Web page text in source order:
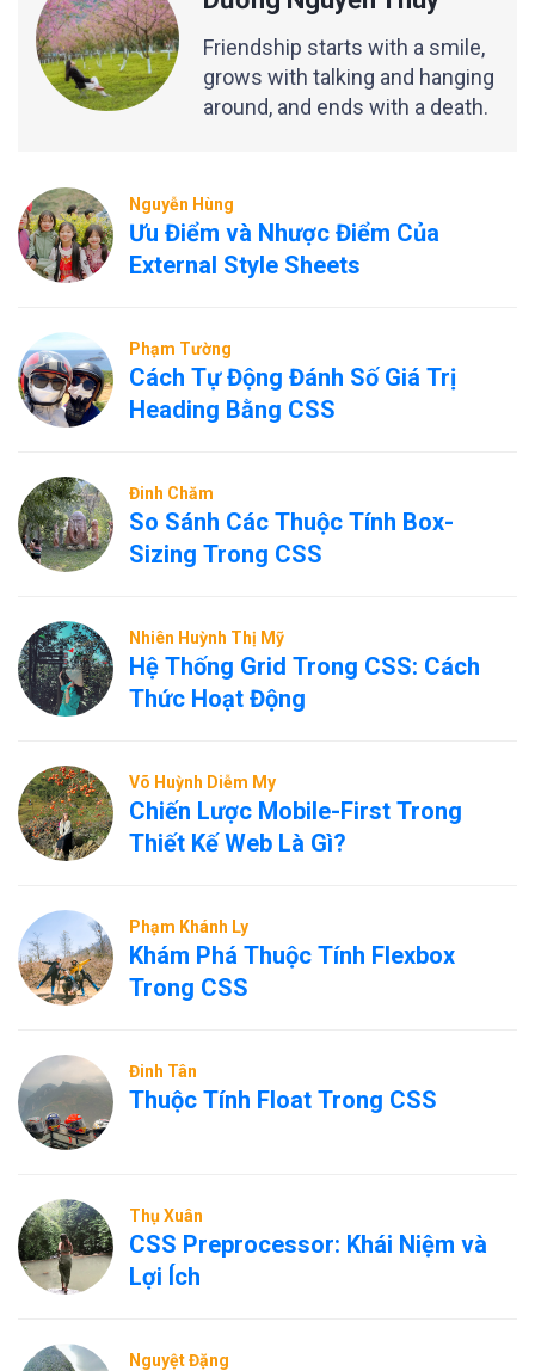
Friendship starts with a smile,
grows with talking and hanging
around, and ends with a death.
Nguyễn Hùng
Ưu Điểm và Nhược Điểm Của
External Style Sheets
Phạm Tường
Cách Tự Động Đánh Số Giá Trị
Heading Bằng CSS
Đinh Chăm
So Sánh Các Thuộc Tính Box-
Sizing Trong CSS
Nhiên Huỳnh Thị Mỹ
Hệ Thống Grid Trong CSS: Cách
Thức Hoạt Động
Võ Huỳnh Diễm My
Chiến Lược Mobile-First Trong
Thiết Kế Web Là Gì?
Phạm Khánh Ly
Khám Phá Thuộc Tính Flexbox
Trong CSS
Đinh Tân
Thuộc Tính Float Trong CSS
Thụ Xuân
CSS Preprocessor: Khái Niệm và
Lợi Ích
Nguyệt Đặng